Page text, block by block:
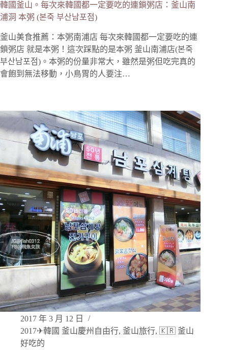
韓國釜山。每次來韓國都一定要吃的連鎖粥店：釜山南
浦洞 本粥 (본죽 부산남포점)
釜山美食推薦：本粥南浦店 每次來韓國都一定要吃的連
鎖粥店 就是本粥！這次踩點的是本粥 釜山南浦店(본죽
부산남포점)。本粥的份量非常大，雖然是粥但吃完真的
會飽到無法移動，小鳥胃的人要注…
2017 年 3 月 12 日
2017✈韓國 釜山慶州自由行, 釜山旅行, 🇰🇷 釜山
好吃的